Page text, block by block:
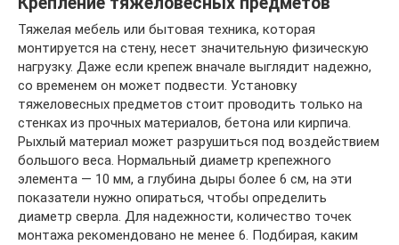
Тяжелая мебель или бытовая техника, которая
монтируется на стену, несет значительную физическую
нагрузку. Даже если крепеж вначале выглядит надежно,
со временем он может подвести. Установку
тяжеловесных предметов стоит проводить только на
стенках из прочных материалов, бетона или кирпича.
Рыхлый материал может разрушиться под воздействием
большого веса. Нормальный диаметр крепежного
элемента — 10 мм, а глубина дыры более 6 см, на эти
показатели нужно опираться, чтобы определить
диаметр сверла. Для надежности, количество точек
монтажа рекомендовано не менее 6. Подбирая, каким